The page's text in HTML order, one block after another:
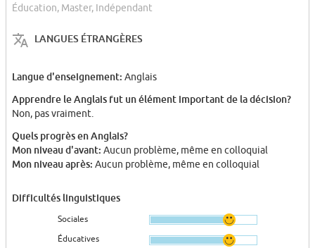
Éducation, Master, Indépendant
LANGUES ÉTRANGÈRES
Langue d'enseignement: Anglais
Apprendre le Anglais fut un élément important de la décision?
Non, pas vraiment.
Quels progrès en Anglais?
Mon niveau d'avant: Aucun problème, même en colloquial
Mon niveau après: Aucun problème, même en colloquial
Difficultés linguistiques
Sociales
Éducatives